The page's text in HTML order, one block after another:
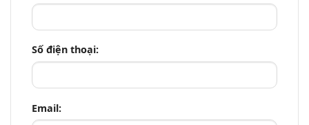
Số điện thoại:
Email: